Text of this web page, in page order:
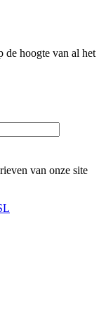
de hoogte van al het
van onze site